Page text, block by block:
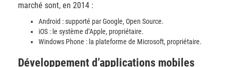
marché sont, en 2014 :
Android : supporté par Google, Open Source.
iOS : le système d’Apple, propriétaire.
Windows Phone : la plateforme de Microsoft, propriétaire.
Développement d’applications mobiles